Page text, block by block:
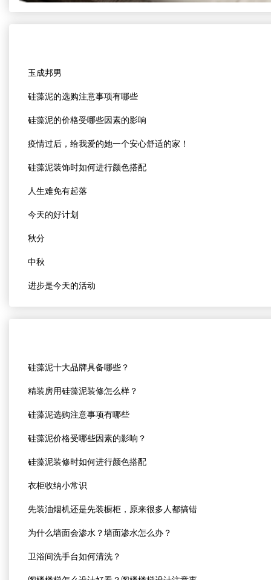
玉成邦男
硅藻泥的选购注意事项有哪些
硅藻泥的价格受哪些因素的影响
疫情过后，给我爱的她一个安心舒适的家！
硅藻泥装饰时如何进行颜色搭配
人生难免有起落
今天的好计划
秋分
中秋
进步是今天的活动
硅藻泥十大品牌具备哪些？
精装房用硅藻泥装修怎么样？
硅藻泥选购注意事项有哪些
硅藻泥价格受哪些因素的影响？
硅藻泥装修时如何进行颜色搭配
衣柜收纳小常识
先装油烟机还是先装橱柜，原来很多人都搞错
为什么墙面会渗水？墙面渗水怎么办？
卫浴间洗手台如何清洗？